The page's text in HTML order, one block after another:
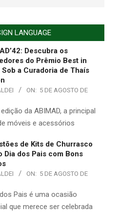
LANGUAGE
Descubra os
do Prêmio Best in
Sob a Curadoria de Thaís
ON: 5 DE AGOSTO DE
da ABIMAD, a principal
móveis e acessórios
de Kits de Churrasco
Dia dos Pais com Bons
ON: 5 DE AGOSTO DE
Pais é uma ocasião
que merece ser celebrada